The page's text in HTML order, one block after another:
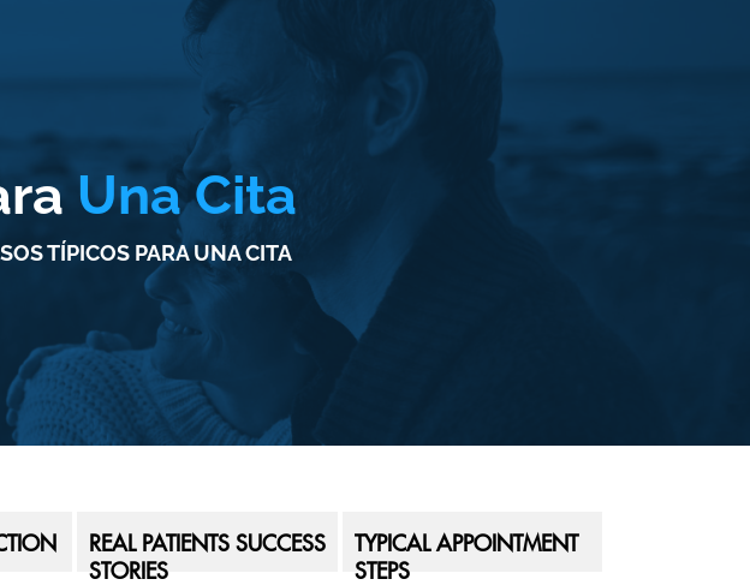
Una Cita
TÍPICOS PARA UNA CITA
REAL PATIENTS SUCCESS
STORIES
TYPICAL APPOINTMENT
STEPS